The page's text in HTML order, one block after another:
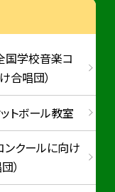
学校音楽コ
合唱団）
トボール教室
クールに向け
）